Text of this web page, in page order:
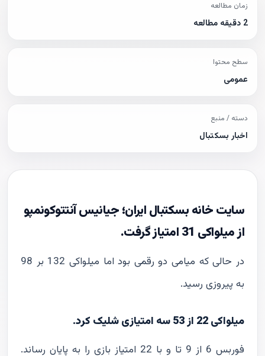
زمان مطالعه
2 دقیقه مطالعه
سطح محتوا
عمومی
دسته / منبع
اخبار بسکتبال
سایت خانه بسکتبال ایران؛ جیانیس آنتتوکونمپو
از میلواکی 31 امتیاز گرفت.
در حالی که میامی دو رقمی بود اما میلواکی 132 بر 98
به پیروزی رسید.
میلواکی 22 از 53 سه امتیازی شلیک کرد.
فوربس 6 از 9 تا و با 22 امتیاز بازی را به پایان رساند.